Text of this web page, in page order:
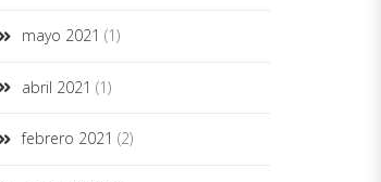
mayo 2021 (1)
abril 2021 (1)
febrero 2021 (2)